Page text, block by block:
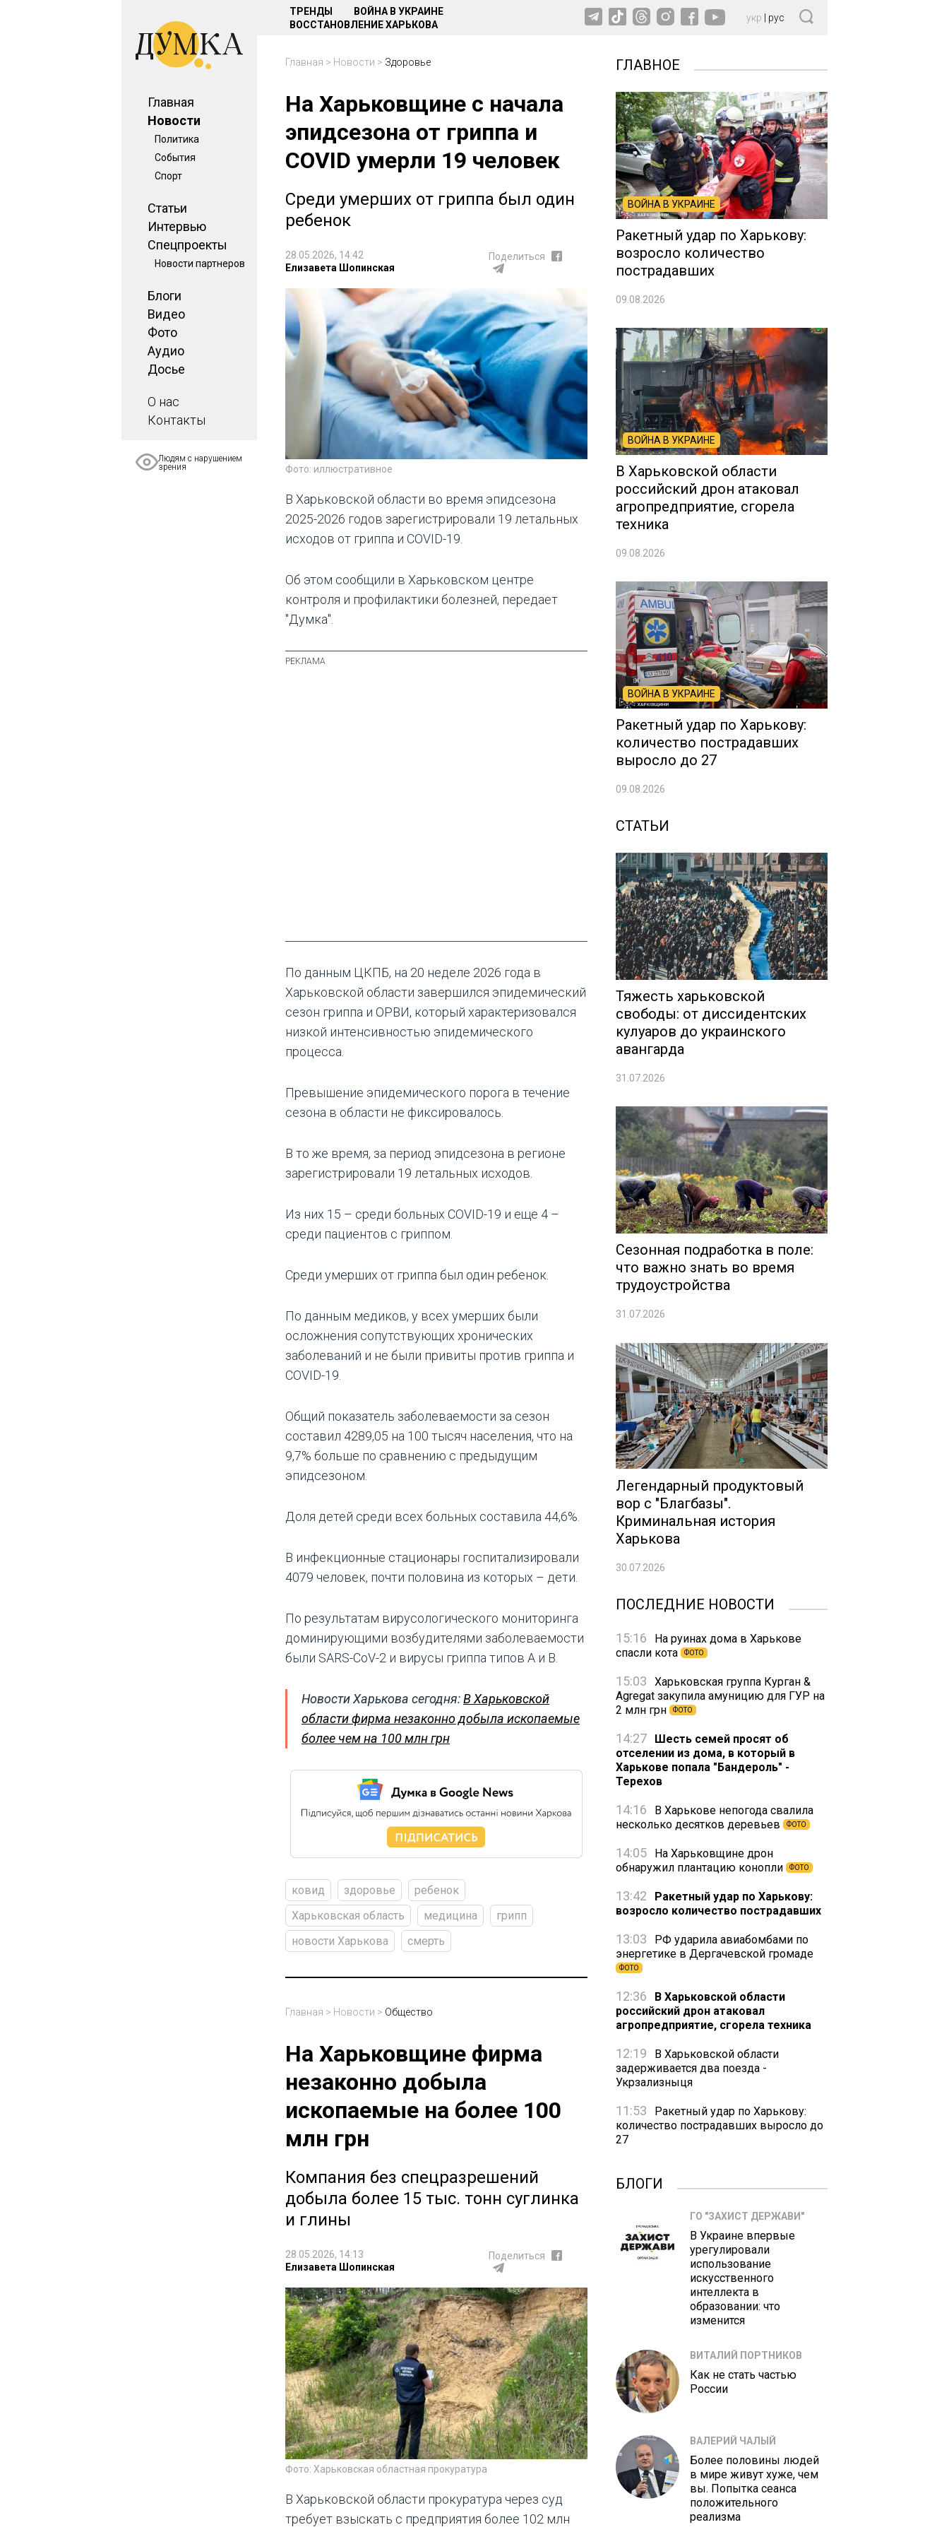
Главная
Новости
Политика
События
Спорт
Статьи
Интервью
Спецпроекты
Новости партнеров
Блоги
Видео
Фото
Аудио
Досье
О нас
Контакты
Людям с нарушением
зрения
ТРЕНДЫ
ВОЙНА В УКРАИНЕ
ВОССТАНОВЛЕНИЕ ХАРЬКОВА
укр рус
Главная > Новости > Здоровье
На Харьковщине с начала
эпидсезона от гриппа и
COVID умерли 19 человек
Среди умерших от гриппа был один
ребенок
28.05.2026, 14:42
Елизавета Шопинская
Поделиться
Фото: иллюстративное
В Харьковской области во время эпидсезона
2025-2026 годов зарегистрировали 19 летальных
исходов от гриппа и COVID-19.
Об этом сообщили в Харьковском центре
контроля и профилактики болезней, передает
"Думка".
По данным ЦКПБ, на 20 неделе 2026 года в
Харьковской области завершился эпидемический
сезон гриппа и ОРВИ, который характеризовался
низкой интенсивностью эпидемического
процесса.
Превышение эпидемического порога в течение
сезона в области не фиксировалось.
В то же время, за период эпидсезона в регионе
зарегистрировали 19 летальных исходов.
Из них 15 – среди больных COVID-19 и еще 4 –
среди пациентов с гриппом.
Среди умерших от гриппа был один ребенок.
По данным медиков, у всех умерших были
осложнения сопутствующих хронических
заболеваний и не были привиты против гриппа и
COVID-19.
Общий показатель заболеваемости за сезон
составил 4289,05 на 100 тысяч населения, что на
9,7% больше по сравнению с предыдущим
эпидсезоном.
Доля детей среди всех больных составила 44,6%.
В инфекционные стационары госпитализировали
4079 человек, почти половина из которых – дети.
По результатам вирусологического мониторинга
доминирующими возбудителями заболеваемости
были SARS-CoV-2 и вирусы гриппа типов А и В.
Новости Харькова сегодня:В Харьковской
области фирма незаконно добыла ископаемые
более чем на 100 млн грн
ковид здоровье
ребенок
Харьковская область
медицина
грипп
новости Харькова
смерть
Главная > Новости > Общество
На Харьковщине фирма
незаконно добыла
ископаемые на более 100
млн грн
Компания без спецразрешений
добыла более 15 тыс. тонн суглинка
и глины
28.05.2026, 14:13
Елизавета Шопинская
Поделиться
Фото: Харьковская областная прокуратура
В Харьковской области прокуратура через суд
требует взыскать с предприятия более 102 млн
ГЛАВНОЕ
ВОЙНА В УКРАИНЕ
Ракетный удар по Харькову:
возросло количество
пострадавших
09.08.2026
ВОЙНА В УКРАИНЕ
В Харьковской области
российский дрон атаковал
агропредприятие, сгорела
техника
09.08.2026
ВОЙНА В УКРАИНЕ
Ракетный удар по Харькову:
количество пострадавших
выросло до 27
09.08.2026
СТАТЬИ
Тяжесть харьковской
свободы: от диссидентских
кулуаров до украинского
авангарда
31.07.2026
Сезонная подработка в поле:
что важно знать во время
трудоустройства
31.07.2026
Легендарный продуктовый
вор с "Благбазы".
Криминальная история
Харькова
30.07.2026
ПОСЛЕДНИЕ НОВОСТИ
15:16
На руинах дома в Харькове
спасли кота
ФОТО
15:03
Харьковская группа Курган &
Agregat закупила амуницию для ГУР на
2 млн грн
ФОТО
14:27
Шесть семей просят об
отселении из дома, в который в
Харькове попала "Бандероль" -
Терехов
14:16
В Харькове непогода свалила
несколько десятков деревьев
ФОТО
14:05
На Харьковщине дрон
обнаружил плантацию конопли
ФОТО
13:42
Ракетный удар по Харькову:
возросло количество пострадавших
13:03
РФ ударила авиабомбами по
энергетике в Дергачевской громаде
ФОТО
12:36
В Харьковской области
российский дрон атаковал
агропредприятие, сгорела техника
12:19
В Харьковской области
задерживается два поезда -
Укрзализныця
11:53
Ракетный удар по Харькову:
количество пострадавших выросло до
27
БЛОГИ
ГО "ЗАХИСТ ДЕРЖАВИ"
В Украине впервые
урегулировали
использование
искусственного
интеллекта в
образовании: что
изменится
ВИТАЛИЙ ПОРТНИКОВ
Как не стать частью
России
ВАЛЕРИЙ ЧАЛЫЙ
Более половины людей
в мире живут хуже, чем
вы. Попытка сеанса
положительного
реализма